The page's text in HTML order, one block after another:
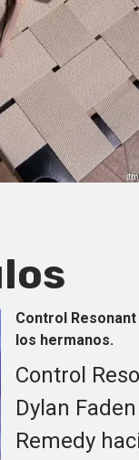
Control
los hermanos.
Control
Dylan
Remedy